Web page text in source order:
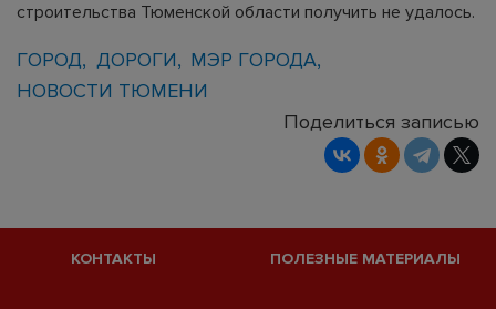
строительства Тюменской области получить не удалось.
ГОРОД ДОРОГИ
МЭР ГОРОДА
НОВОСТИ ТЮМЕНИ
Поделиться записью
КОНТАКТЫ ПОЛЕЗНЫЕ МАТЕРИАЛЫ